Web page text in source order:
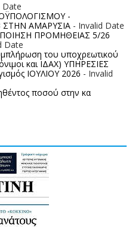
Date
-
ΣΤΗΝ ΑΜΑΡΥΣΙΑ- Invalid Date
ΠΡΟΜΗΘΕΙΑΣ 5/26
Date
του υποχρεωτικού
και ΙΔΑΧ) ΥΠΗΡΕΣΙΕΣ
ΙΟΥΛΙΟΥ 2026 - Invalid
ποσoύ στην κα